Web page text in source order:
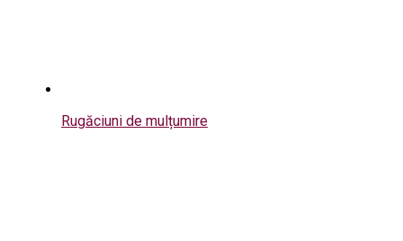
Rugăciuni de mulțumire